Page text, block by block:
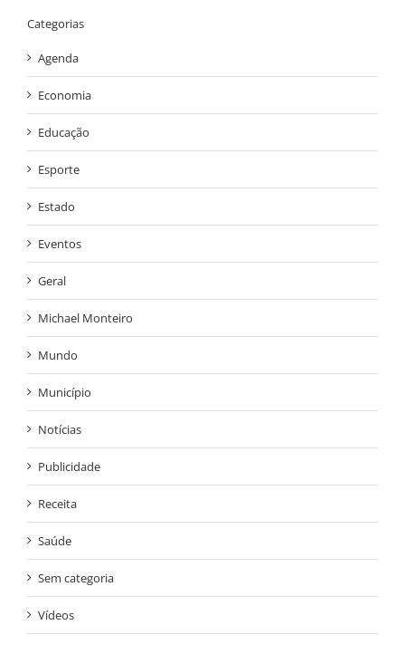
Categorias
Agenda
Economia
Educação
Esporte
Estado
Eventos
Geral
Michael Monteiro
Mundo
Município
Notícias
Publicidade
Receita
Saúde
Sem categoria
Vídeos